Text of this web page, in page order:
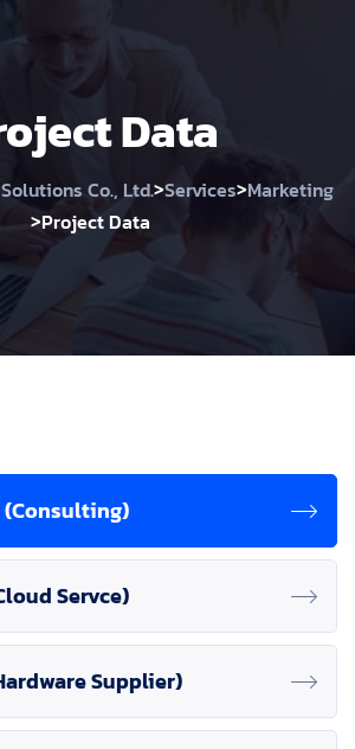
Data
Co., Ltd.>Services>Marketing
>Project Data
(Consulting)
Servce)
Supplier)